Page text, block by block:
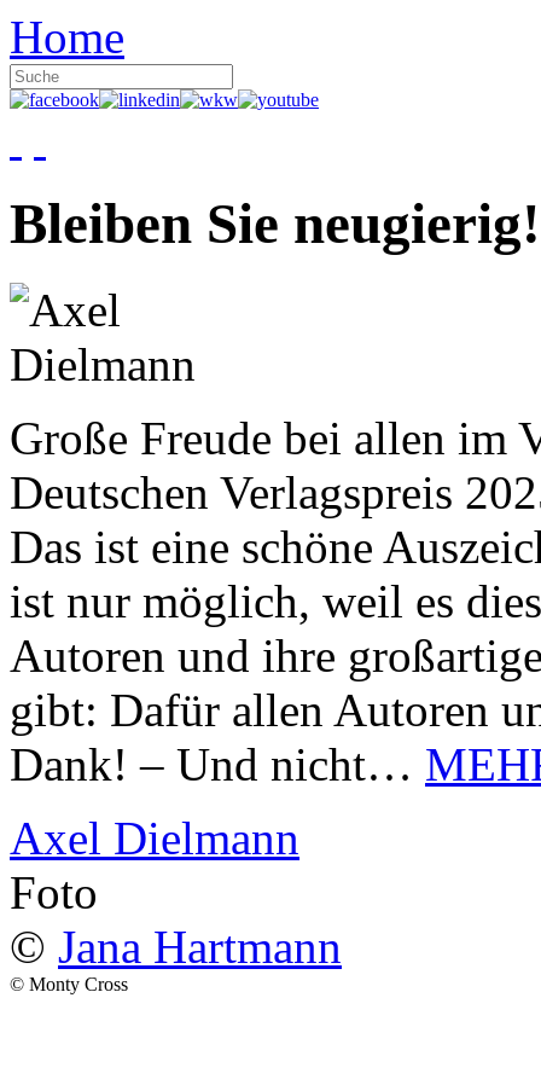
Home
Bleiben Sie neugierig!
Große Freude bei allen im
Deutschen Verlagspreis
Das ist eine schöne
ist nur möglich, weil es
Autoren und ihre
gibt: Dafür allen Autoren
Dank! – Und nicht…
Axel Dielmann
Foto
© Jana Hartmann
© Monty Cross